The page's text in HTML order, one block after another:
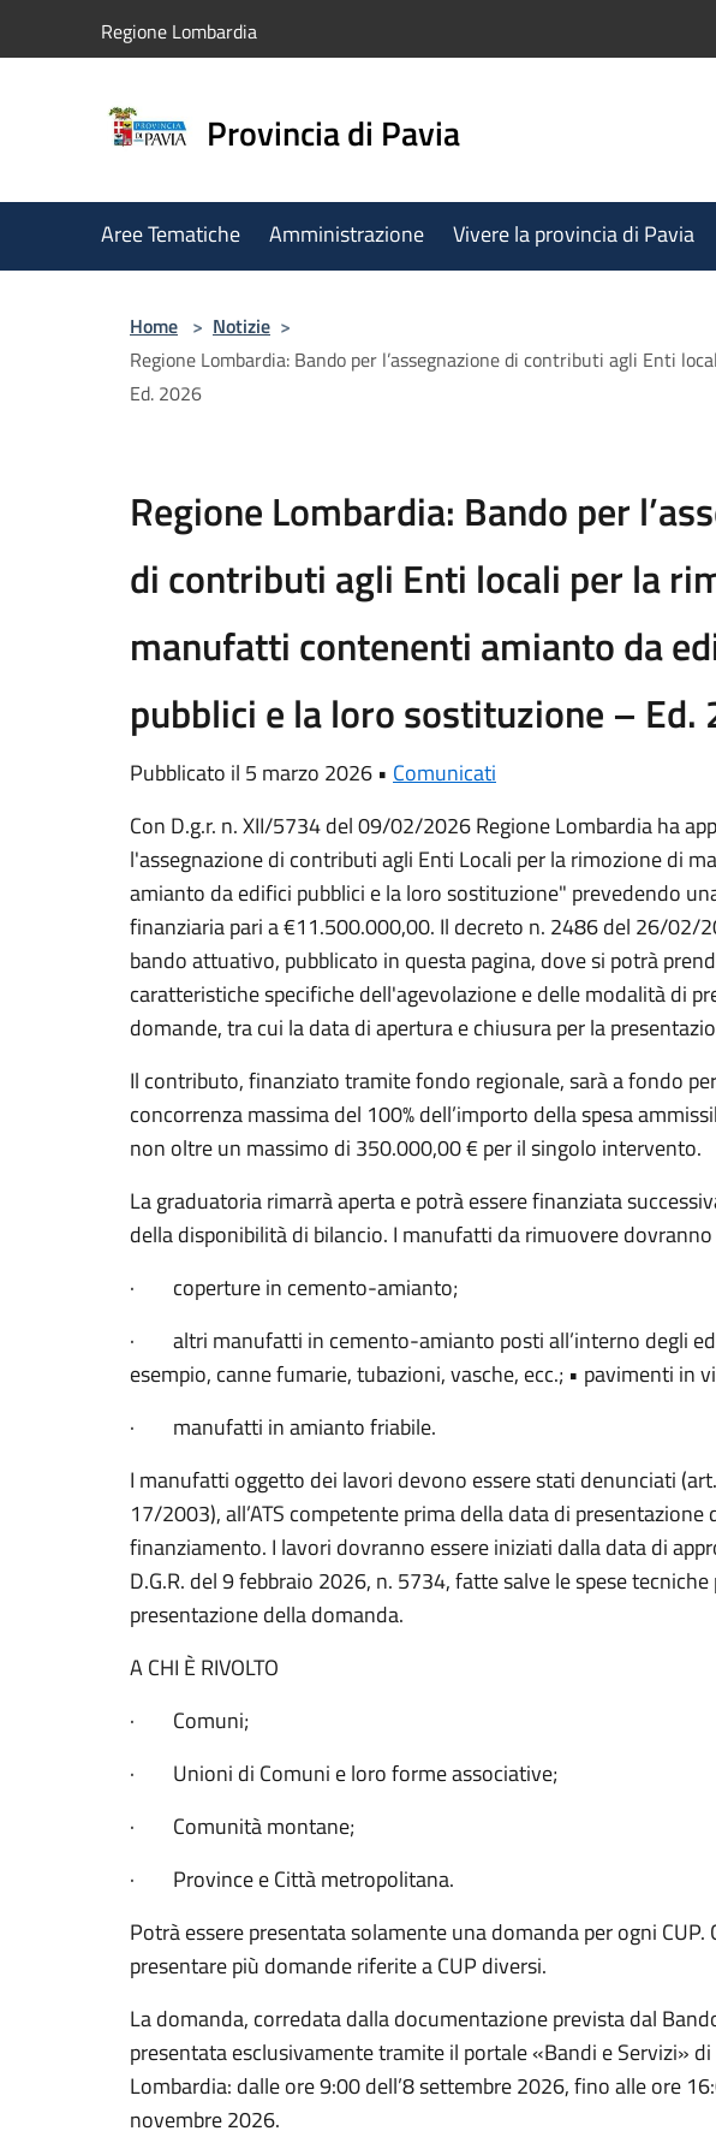
Regione Lombardia
Provincia di Pavia
Aree Tematiche Amministrazione Vivere la provincia di Pavia
Home > Notizie >
Regione Lombardia: Bando per l’assegnazione di contributi agli Enti
Ed. 2026
Regione Lombardia: Bando per
di contributi agli Enti locali per la
manufatti contenenti amianto da
pubblici e la loro sostituzione – Ed.
Pubblicato il 5 marzo 2026 • Comunicati
Con D.g.r. n. XII/5734 del 09/02/2026 Regione Lombardia ha
l'assegnazione di contributi agli Enti Locali per la rimozione di
amianto da edifici pubblici e la loro sostituzione" prevedendo
finanziaria pari a €11.500.000,00. Il decreto n. 2486 del 26/02/
bando attuativo, pubblicato in questa pagina, dove si potrà
caratteristiche specifiche dell'agevolazione e delle modalità di
domande, tra cui la data di apertura e chiusura per la
Il contributo, finanziato tramite fondo regionale, sarà a fondo
concorrenza massima del 100% dell’importo della spesa
non oltre un massimo di 350.000,00 € per il singolo intervento.
La graduatoria rimarrà aperta e potrà essere finanziata
della disponibilità di bilancio. I manufatti da rimuovere dovranno
· coperture in cemento-amianto;
· altri manufatti in cemento-amianto posti all’interno degli
esempio, canne fumarie, tubazioni, vasche, ecc.; • pavimenti in
· manufatti in amianto friabile.
I manufatti oggetto dei lavori devono essere stati denunciati
17/2003), all’ATS competente prima della data di presentazione
finanziamento. I lavori dovranno essere iniziati dalla data di
D.G.R. del 9 febbraio 2026, n. 5734, fatte salve le spese
presentazione della domanda.
A CHI È RIVOLTO
· Comuni;
· Unioni di Comuni e loro forme associative;
· Comunità montane;
· Province e Città metropolitana.
Potrà essere presentata solamente una domanda per ogni CUP.
presentare più domande riferite a CUP diversi.
La domanda, corredata dalla documentazione prevista dal
presentata esclusivamente tramite il portale «Bandi e Servizi»
Lombardia: dalle ore 9:00 dell’8 settembre 2026, fino alle ore
novembre 2026.